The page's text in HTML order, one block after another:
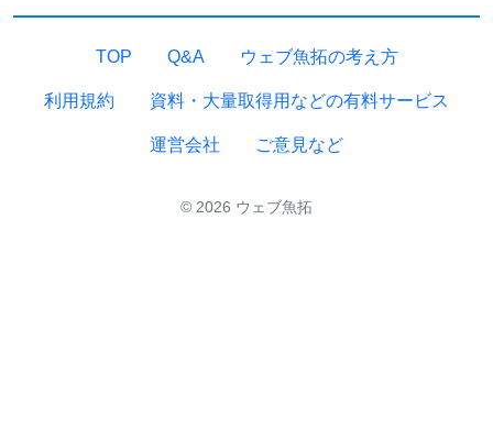
TOP Q&A ウェブ魚拓の考え方
利用規約 資料・大量取得用などの有料サービス
運営会社 ご意見など
© 2026 ウェブ魚拓